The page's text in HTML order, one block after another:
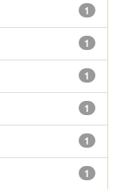
1
1
1
1
1
1